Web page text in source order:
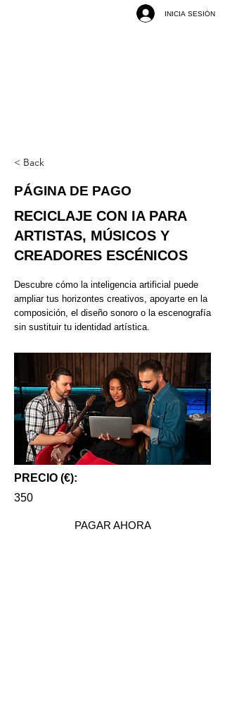
INICIA SESIÓN
< Back
PÁGINA DE PAGO
RECICLAJE CON IA PARA
ARTISTAS, MÚSICOS Y
CREADORES ESCÉNICOS
Descubre cómo la inteligencia artificial puede
ampliar tus horizontes creativos, apoyarte en la
composición, el diseño sonoro o la escenografía
sin sustituir tu identidad artística.
PRECIO (€):
350
PAGAR AHORA